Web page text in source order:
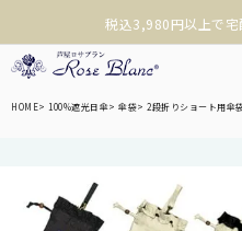
沖縄への配送は税込9,800円
マイページ
HOME 100%遮光日傘 傘袋 2段折りショート用傘
❮